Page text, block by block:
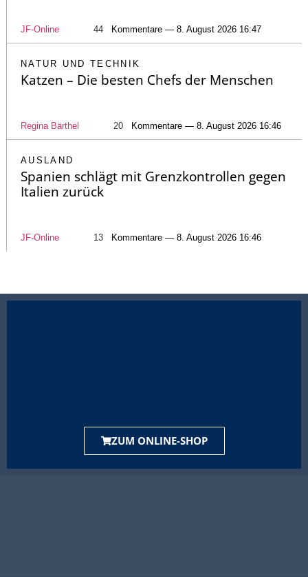
JF-Online 44 Kommentare — 8. August 2026 16:47
NATUR UND TECHNIK
Katzen – Die besten Chefs der Menschen
Regina Bärthel 20 Kommentare — 8. August 2026 16:46
AUSLAND
Spanien schlägt mit Grenzkontrollen gegen
Italien zurück
JF-Online 13 Kommentare — 8. August 2026 16:46
ZUM ONLINE-SHOP